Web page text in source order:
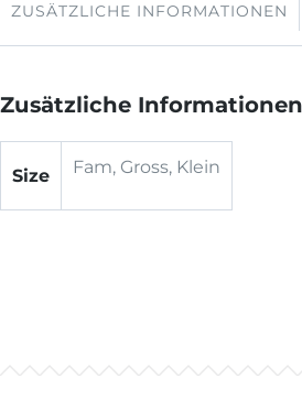
ZUSÄTZLICHE INFORMATIONEN
Zusätzliche Informationen
Size Fam, Gross, Klein